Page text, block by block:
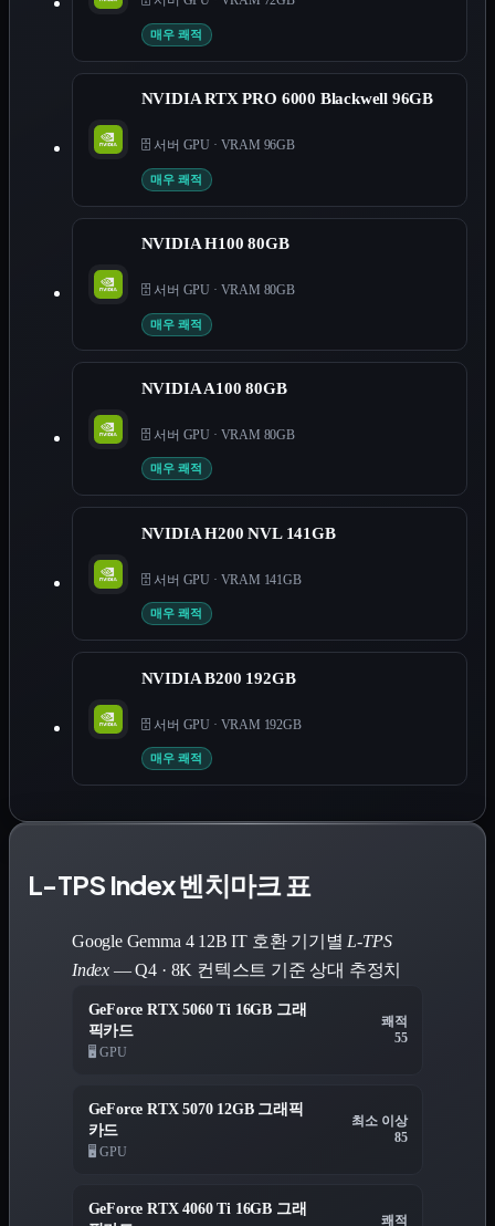
매우 쾌적
NVIDIA RTX PRO 6000 Blackwell 96GB
🗄️ 서버 GPU · VRAM 96GB
매우 쾌적
NVIDIA H100 80GB
🗄️ 서버 GPU · VRAM 80GB
매우 쾌적
NVIDIA A100 80GB
🗄️ 서버 GPU · VRAM 80GB
매우 쾌적
NVIDIA H200 NVL 141GB
🗄️ 서버 GPU · VRAM 141GB
매우 쾌적
NVIDIA B200 192GB
🗄️ 서버 GPU · VRAM 192GB
매우 쾌적
L-TPS Index 벤치마크 표
Google Gemma 4 12B IT 호환 기기별 L-TPS
Index — Q4 · 8K 컨텍스트 기준 상대 추정치
GeForce RTX 5060 Ti 16GB 그래
픽카드
🖥️ GPU
쾌적
55
GeForce RTX 5070 12GB 그래픽
카드
🖥️ GPU
최소 이상
85
GeForce RTX 4060 Ti 16GB 그래
쾌적